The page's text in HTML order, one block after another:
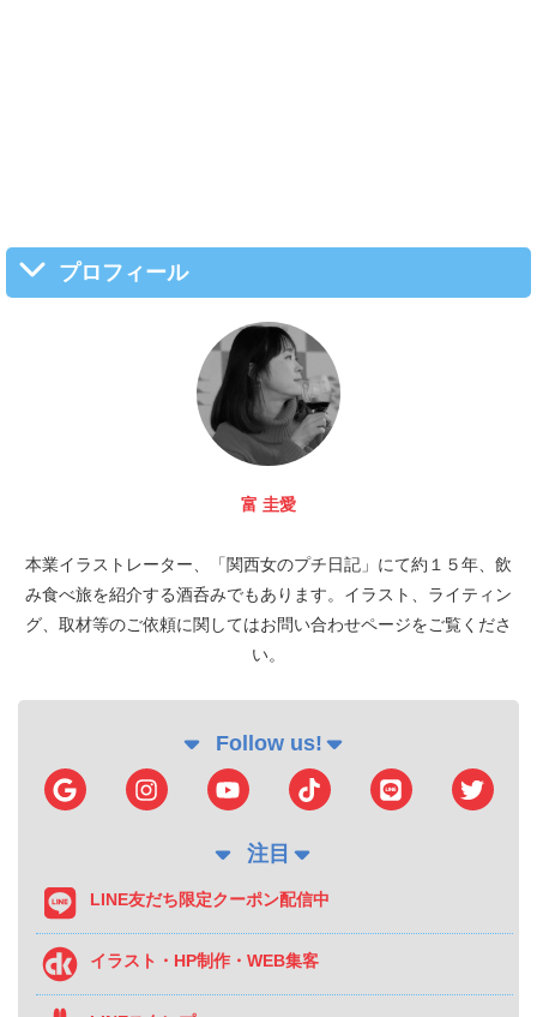
プロフィール
サッちゃん
本業イラストレーター、「関西女のプチ日記」にて約１５年、飲
み食べ旅を紹介する酒呑みでもあります。イラスト、ライティン
グ、取材等のご依頼に関してはお問い合わせページをご覧くださ
い。
Follow us!
注目
LINE友だち限定クーポン配信中
イラスト・HP制作・WEB集客